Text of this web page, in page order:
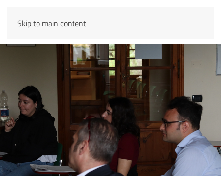
Skip to main content